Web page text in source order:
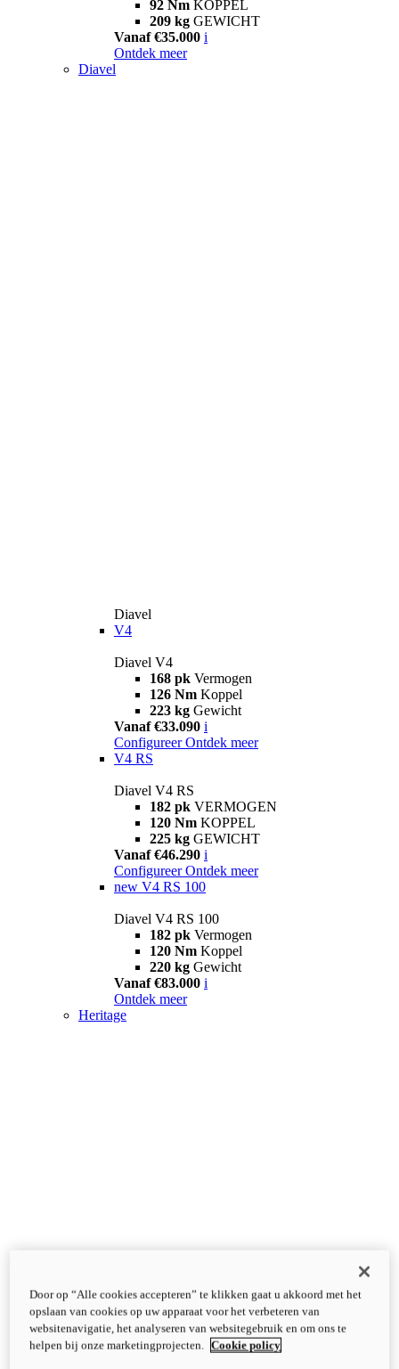
92 Nm KOPPEL
209 kg GEWICHT
Vanaf €35.000 i
Ontdek meer
Diavel
Diavel
V4
Diavel V4
168 pk Vermogen
126 Nm Koppel
223 kg Gewicht
Vanaf €33.090 i
Configureer Ontdek meer
V4 RS
Diavel V4 RS
182 pk VERMOGEN
120 Nm KOPPEL
225 kg GEWICHT
Vanaf €46.290 i
Configureer Ontdek meer
new V4 RS 100
Diavel V4 RS 100
182 pk Vermogen
120 Nm Koppel
220 kg Gewicht
Vanaf €83.000 i
Ontdek meer
Heritage
Door op “Alle cookies accepteren” te klikken gaat u akkoord met het
opslaan van cookies op uw apparaat voor het verbeteren van
websitenavigatie, het analyseren van websitegebruik en om ons te
helpen bij onze marketingprojecten.
Cookie policy